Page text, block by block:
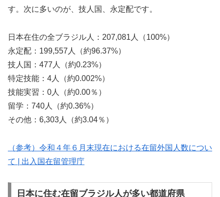
す。次に多いのが、技人国、永定配です。
日本在住の全ブラジル人：207,081人（100%）
永定配：199,557人（約96.37%）
技人国：477人（約0.23%）
特定技能：4人（約0.002%）
技能実習：0人（約0.00％）
留学：740人（約0.36%）
その他：6,303人（約3.04％）
（参考）令和４年６月末現在における在留外国人数につい
て | 出入国在留管理庁
日本に住む在留ブラジル人が多い都道府県